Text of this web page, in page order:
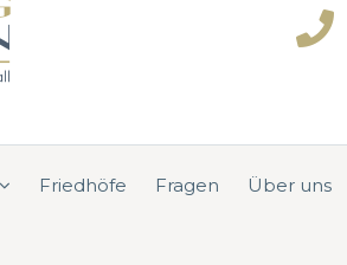
Friedhöfe Fragen Über uns